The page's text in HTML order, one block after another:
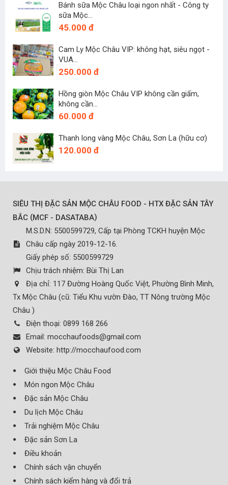
Bánh sữa Mộc Châu loại ngon nhất - Công ty
sữa Mộc...
45.000 đ
Cam Ly Mộc Châu VIP: không hạt, siêu ngọt -
VUA...
250.000 đ
Hồng giòn Mộc Châu VIP không cần giấm,
không cần...
60.000 đ
Thanh long vàng Mộc Châu, Sơn La (hữu cơ)
120.000 đ
SIÊU THỊ ĐẶC SẢN MỘC CHÂU FOOD - HTX ĐẶC SẢN TÂY
BẮC (MCF - DASATABA)
M.S.D.N: 5500599729, Cấp tại Phòng TCKH huyện Mộc
Châu cấp ngày 2019-12-16.
Giấy phép số: 5500599729
Chịu trách nhiệm: Bùi Thị Lan
Địa chỉ: 117 Đường Hoàng Quốc Việt, Phường Bình Minh,
Tx Mộc Châu (cũ: Tiểu Khu vườn Đào, TT Nông trường Mộc
Châu )
Điện thoại: 0899 168 266
Email: mocchaufoods@gmail.com
Website: http://mocchaufood.com
Giới thiệu Mộc Châu Food
Món ngon Mộc Châu
Đặc sản Mộc Châu
Du lịch Mộc Châu
Trải nghiệm Mộc Châu
Đặc sản Sơn La
Điều khoản
Chính sách vận chuyển
Chính sách kiểm hàng và đổi trả